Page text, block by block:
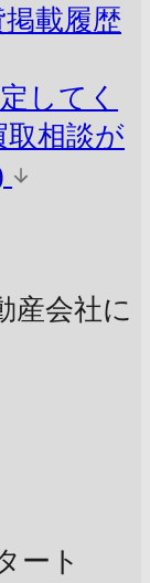
載履歴
してく
取相談が
産会社に
ート